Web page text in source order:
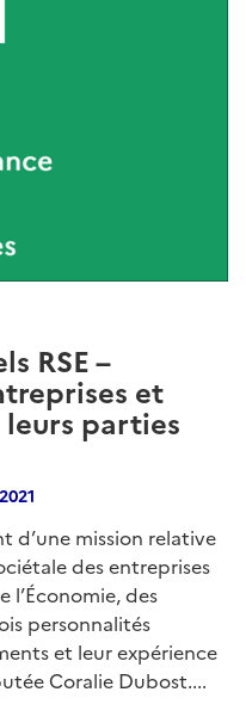
RSE –
et
parties
d’une mission relative
des entreprises
l’Économie, des
personnalités
et leur expérience
Coralie Dubost....